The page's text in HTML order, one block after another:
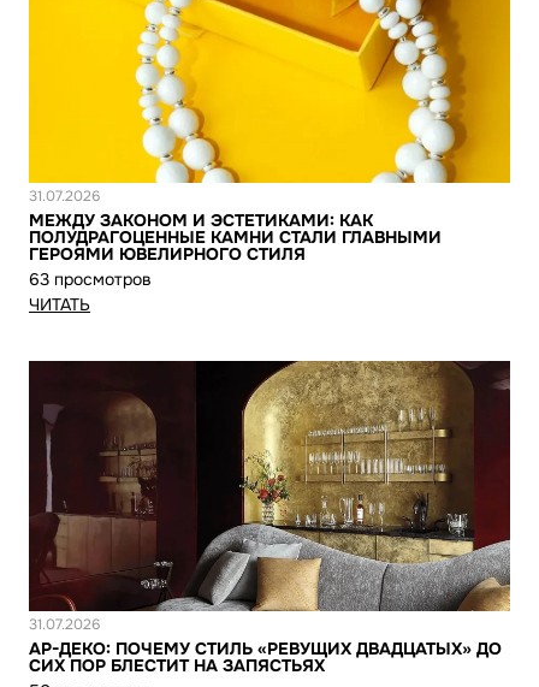
Новость
31.07.2026
МЕЖДУ ЗАКОНОМ И ЭСТЕТИКАМИ: КАК
ПОЛУДРАГОЦЕННЫЕ КАМНИ СТАЛИ ГЛАВНЫМИ
ГЕРОЯМИ ЮВЕЛИРНОГО СТИЛЯ
63 просмотров
ЧИТАТЬ
Новость
31.07.2026
АР-ДЕКО: ПОЧЕМУ СТИЛЬ «РЕВУЩИХ ДВАДЦАТЫХ» ДО
СИХ ПОР БЛЕСТИТ НА ЗАПЯСТЬЯХ